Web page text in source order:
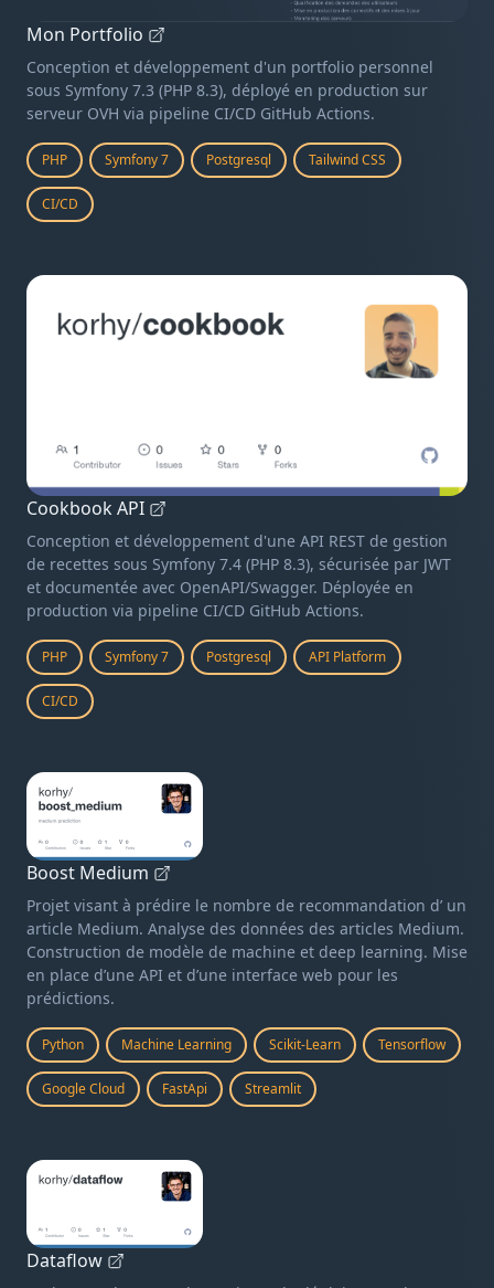
Mon Portfolio
Conception et développement d'un portfolio personnel
sous Symfony 7.3 (PHP 8.3), déployé en production sur
serveur OVH via pipeline CI/CD GitHub Actions.
PHP Symfony 7 Postgresql Tailwind CSS
CI/CD
Cookbook API
Conception et développement d'une API REST de gestion
de recettes sous Symfony 7.4 (PHP 8.3), sécurisée par JWT
et documentée avec OpenAPI/Swagger. Déployée en
production via pipeline CI/CD GitHub Actions.
PHP Symfony 7 Postgresql API Platform
CI/CD
Boost Medium
Projet visant à prédire le nombre de recommandation d’ un
article Medium. Analyse des données des articles Medium.
Construction de modèle de machine et deep learning. Mise
en place d’une API et d’une interface web pour les
prédictions.
Python Machine Learning Scikit-Learn Tensorflow
Google Cloud FastApi Streamlit
Dataflow